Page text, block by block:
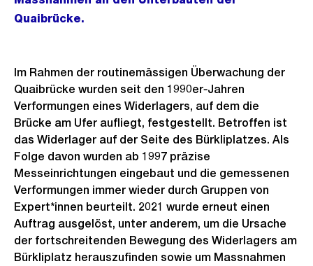
Quaibrücke.
Im Rahmen der routinemässigen Überwachung der
Quaibrücke wurden seit den 1990er‑Jahren
Verformungen eines Widerlagers, auf dem die
Brücke am Ufer aufliegt, festgestellt. Betroffen ist
das Widerlager auf der Seite des Bürkliplatzes. Als
Folge davon wurden ab 1997 präzise
Messeinrichtungen eingebaut und die gemessenen
Verformungen immer wieder durch Gruppen von
Expert*innen beurteilt. 2021 wurde erneut einen
Auftrag ausgelöst, unter anderem, um die Ursache
der fortschreitenden Bewegung des Widerlagers am
Bürkliplatz herauszufinden sowie um Massnahmen